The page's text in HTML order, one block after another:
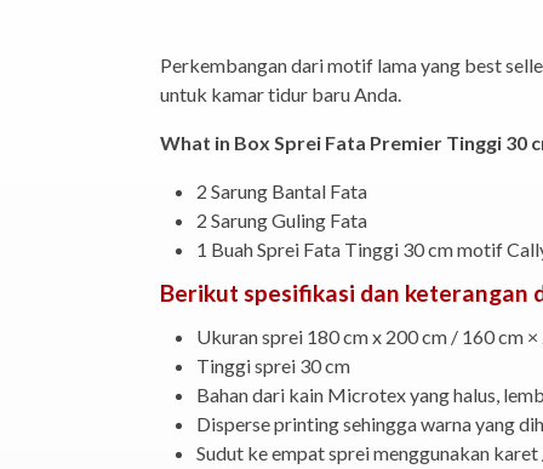
Perkembangan dari motif lama yang best
untuk kamar tidur baru Anda.
What in Box Sprei Fata Premier Tinggi 30
2 Sarung Bantal Fata
2 Sarung Guling Fata
1 Buah Sprei Fata Tinggi 30 cm motif
Berikut spesifikasi dan keterangan
Ukuran sprei 180 cm x 200 cm / 160 cm
Tinggi sprei 30 cm
Bahan dari kain Microtex yang halus,
Disperse printing sehingga warna yang
Sudut ke empat sprei menggunakan